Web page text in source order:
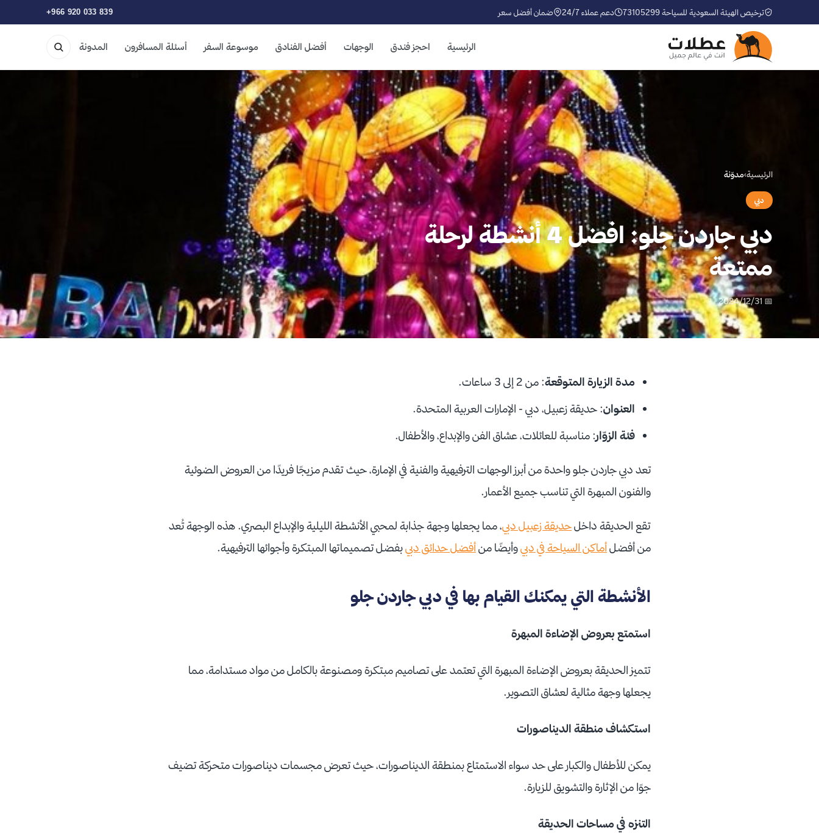
ترخيص الهيئة السعودية للسياحة 73105299 دعم عملاء 24/7 ضمان أفضل سعر +966 920 033 839
الرئيسية احجز فندق الوجهات أفضل الفنادق موسوعة السفر أسئلة المسافرون المدونة
الرئيسية›مدوّنة
دبي
دبي جاردن جلو: افضل 4 أنشطة لرحلة
ممتعة
📅 2024/12/31
مدة الزيارة المتوقعة: من 2 إلى 3 ساعات.
العنوان: حديقة زعبيل، دبي - الإمارات العربية المتحدة.
فئة الزوّار: مناسبة للعائلات، عشاق الفن والإبداع، والأطفال.
تعد دبي جاردن جلو واحدة من أبرز الوجهات الترفيهية والفنية في الإمارة، حيث تقدم مزيجًا فريدًا من العروض الضوئية
والفنون المبهرة التي تناسب جميع الأعمار.
تقع الحديقة داخلحديقة زعبيل دبي، مما يجعلها وجهة جذابة لمحبي الأنشطة الليلية والإبداع البصري. هذه الوجهة تُعد
من أفضلأماكن السياحة في دبيوأيضًا منأفضل حدائق دبيبفضل تصميماتها المبتكرة وأجوائها الترفيهية.
الأنشطة التي يمكنك القيام بها في دبي جاردن جلو
استمتع بعروض الإضاءة المبهرة
تتميز الحديقة بعروض الإضاءة المبهرة التي تعتمد على تصاميم مبتكرة ومصنوعة بالكامل من مواد مستدامة، مما
يجعلها وجهة مثالية لعشاق التصوير.
استكشاف منطقة الديناصورات
يمكن للأطفال والكبار على حد سواء الاستمتاع بمنطقة الديناصورات، حيث تعرض مجسمات ديناصورات متحركة تضيف
جوًا من الإثارة والتشويق للزيارة.
التنزه في مساحات الحديقة